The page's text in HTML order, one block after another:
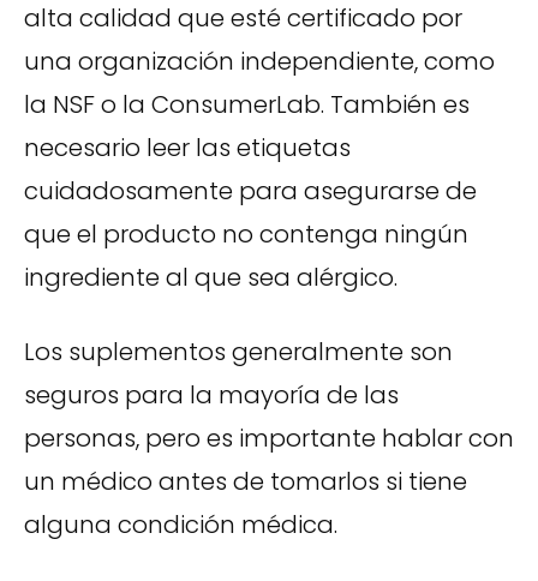
alta calidad que esté certificado por
una organización independiente, como
la NSF o la ConsumerLab. También es
necesario leer las etiquetas
cuidadosamente para asegurarse de
que el producto no contenga ningún
ingrediente al que sea alérgico.
Los suplementos generalmente son
seguros para la mayoría de las
personas, pero es importante hablar con
un médico antes de tomarlos si tiene
alguna condición médica.